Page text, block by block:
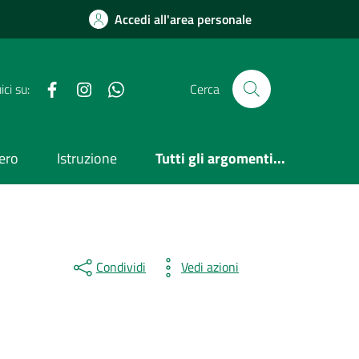
Accedi all'area personale
su: FacebookInstagram Cerca
Istruzione Tutti gli argomenti...
Condividi Vedi azioni